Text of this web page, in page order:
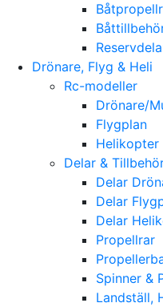
Drönare, Flyg & Heli
Rc-modeller
Drönare/
Flygplan
Helikopter
Delar &
Delar
Delar
Delar
Propellrar
Spinner &
Landställ,